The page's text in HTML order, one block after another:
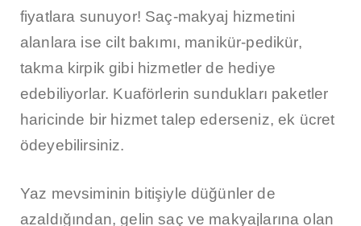
fiyatlara sunuyor! Saç-makyaj hizmetini
alanlara ise cilt bakımı, manikür-pedikür,
takma kirpik gibi hizmetler de hediye
edebiliyorlar. Kuaförlerin sundukları paketler
haricinde bir hizmet talep ederseniz, ek ücret
ödeyebilirsiniz.
Yaz mevsiminin bitişiyle düğünler de
azaldığından, gelin saç ve makyajlarına olan